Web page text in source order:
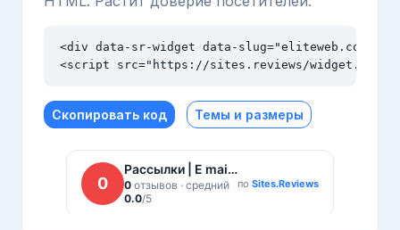
<div data-sr-widget data-
<script src="https://sites.reviews/widget.js"
Скопировать код Темы и размеры